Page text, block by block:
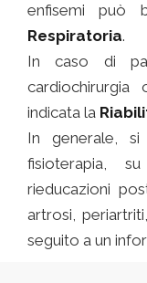
enfisemi può
Respiratoria.
In caso di
indicata la
In generale,
fisioterapia,
rieducazioni
artrosi,
seguito a un